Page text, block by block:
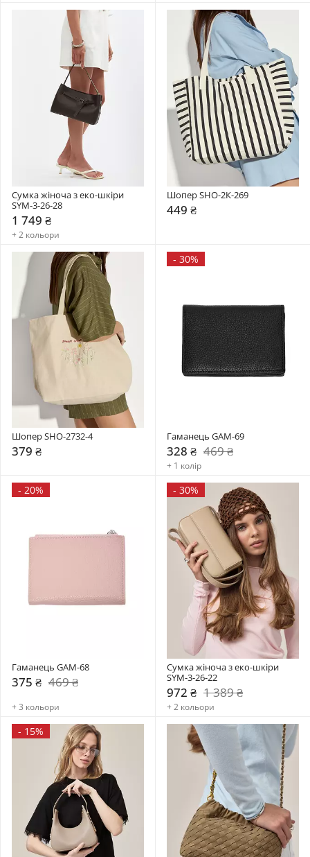
Сумка жіноча з еко-шкіри
SYM-3-26-28
1 749 ₴
+ 2 кольори
Шопер SHO-2К-269
449 ₴
Шопер SHO-2732-4
379 ₴
- 30%
Гаманець GAM-69
328 ₴ 469 ₴
+ 1 колір
- 20%
Гаманець GAM-68
375 ₴ 469 ₴
+ 3 кольори
- 30%
Сумка жіноча з еко-шкіри
SYM-3-26-22
972 ₴ 1 389 ₴
+ 2 кольори
- 15%